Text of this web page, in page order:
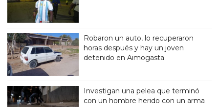
Robaron un auto, lo recuperaron
horas después y hay un joven
detenido en Aimogasta
Investigan una pelea que terminó
con un hombre herido con un arma